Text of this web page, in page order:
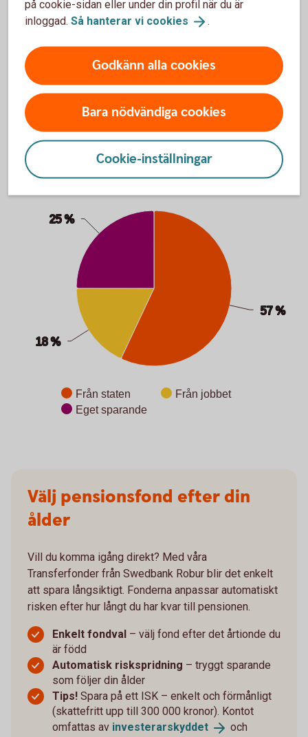
påverkar de hur mycket du får som pensionär – och genom
att spara själv kan du påverka en hel del.
Allmän pension– från staten
Tjänstepension– från jobbet
Eget sparande –
Förstå pensionens delar
Chart
Pie chart with 3 slices.
57 %
57 %
18 %
18 %
25 %
25 %
Från staten
Från jobbet
Eget sparande
Välj pensionsfond efter din
ålder
Vill du komma igång direkt? Med våra
Transferfonder från Swedbank Robur blir det enkelt
att spara långsiktigt. Fonderna anpassar automatiskt
risken efter hur långt du har kvar till pensionen.
Enkelt fondval – välj fond efter det årtionde du
är född
Automatisk riskspridning – tryggt sparande
som följer din ålder
Tips! Spara på ett ISK – enkelt och förmånligt
(skattefritt upp till 300 000 kronor). Kontot
omfattas av investerarskyddet
och
på cookie-sidan eller under din profil när du är
inloggad. Så hanterar vi cookies .
Godkänn alla cookies
Bara nödvändiga cookies
Cookie-inställningar